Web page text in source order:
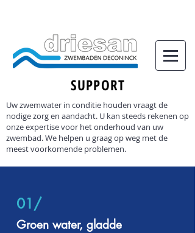
01/
Groen water, gladde
SUPPORT
Uw zwemwater in conditie houden vraagt de
nodige zorg en aandacht. U kan steeds rekenen op
onze expertise voor het onderhoud van uw
zwembad. We helpen u graag op weg met de
meest voorkomende problemen.